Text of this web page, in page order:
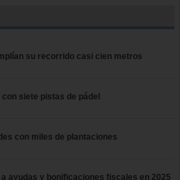
su recorrido casi cien metros
siete pistas de pádel
con miles de plantaciones
ayudas y bonificaciones fiscales en 2025